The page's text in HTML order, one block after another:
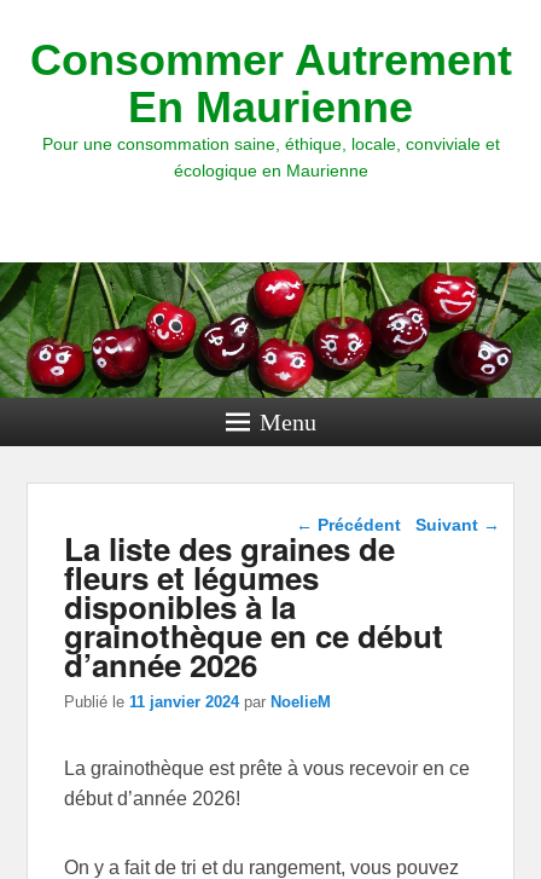
Consommer Autrement
En Maurienne
Pour une consommation saine, éthique, locale, conviviale et
écologique en Maurienne
Menu
Navigation dans les
← Précédent Suivant →
La liste des graines de
fleurs et légumes
disponibles à la
grainothèque en ce début
d’année 2026
Publié le11 janvier 2024 parNoelieM
La grainothèque est prête à vous recevoir en ce
début d’année 2026!
On y a fait de tri et du rangement, vous pouvez